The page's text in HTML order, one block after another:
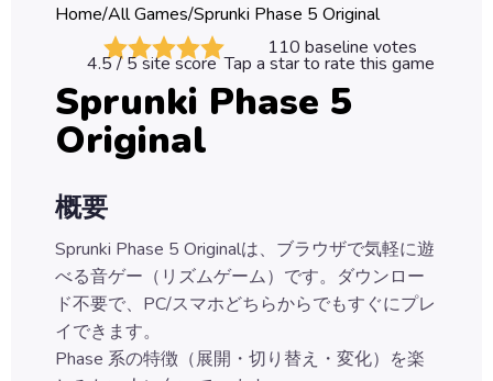
Games
Car
Games
Run
Puzzle
Games
Home/All Games/Sprunki Phase 5 Original
110 baseline votes
4.5/ 5 site score Tap a star to rate this game
Sprunki Phase 5
Original
概要
Sprunki Phase 5 Originalは、ブラウザで気軽に遊
べる音ゲー（リズムゲーム）です。ダウンロー
ド不要で、PC/スマホどちらからでもすぐにプレ
イできます。
Phase 系の特徴（展開・切り替え・変化）を楽